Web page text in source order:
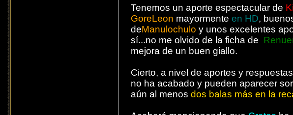
Tenemos un aporte espectacular de
GoreLeon mayormente en HD,
deManulochulo y unos excelentes
sí...no me olvido de la ficha de
mejora de un buen giallo.
Cierto, a nivel de aportes y
no ha acabado y pueden aparecer
aún al menos dos balas más en la